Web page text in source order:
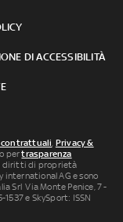
DI ACCESSIBILITÀ
contrattuali, Privacy &
o pertrasparenza
i diritti di proprietà
AG e sono
Srl Via Monte Penice, 7 -
1537 e SkySport: ISSN